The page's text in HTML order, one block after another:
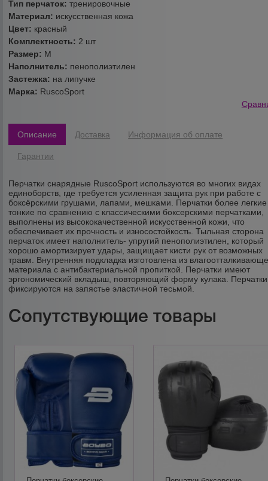
Тип перчаток:тренировочные
Материал: искусственная кожа
Цвет: красный
Комплектность: 2 шт
Размер: M
Наполнитель: пенополиэтилен
Застежка: на липучке
Марка: RuscoSport
Описание Доставка Информация об оплате
Гарантии
Перчатки снарядные RuscoSport используются во многих видах
единоборств, где требуется усиленная защита рук при работе с
боксёрскими грушами, лапами, мешками. Перчатки более
тонкие по сравнению с классическими боксерскими перчатками,
выполнены из высококачественной искусственной кожи, что
обеспечивает их прочность и износостойкость. Тыльная сторона
перчаток имеет наполнитель- упругий пенополиэтилен, который
хорошо амортизирует удары, защищает кисти рук от возможных
травм. Внутренняя подкладка изготовлена из
материала с антибактериальной пропиткой. Перчатки имеют
эргономический вкладыш, повторяющий форму кулака. Перчатки
фиксируются на запястье эластичной тесьмой.
Сопутствующие товары